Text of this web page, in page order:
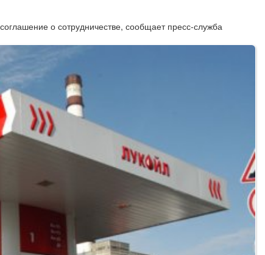
о сотрудничестве, сообщает пресс-служба